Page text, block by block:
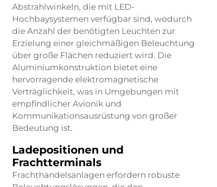
Abstrahlwinkeln, die mit LED-
Hochbaysystemen verfügbar sind, wodurch
die Anzahl der benötigten Leuchten zur
Erzielung einer gleichmäßigen Beleuchtung
über große Flächen reduziert wird. Die
Aluminiumkonstruktion bietet eine
hervorragende elektromagnetische
Verträglichkeit, was in Umgebungen mit
empfindlicher Avionik und
Kommunikationsausrüstung von großer
Bedeutung ist.
Ladepositionen und
Frachtterminals
Frachthandelsanlagen erfordern robuste